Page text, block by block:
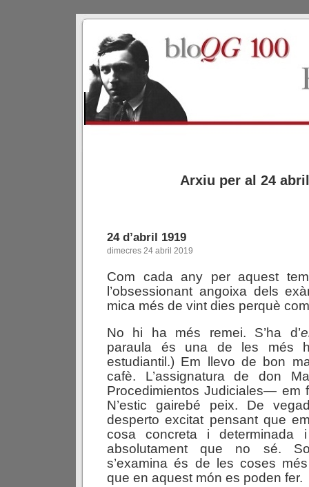
Arxiu per al 24
24 d’abril 1919
dimecres 24 abril 2019
Com cada any per aquest
l’obsessionant angoixa dels
mica més de vint dies perquè
No hi ha més remei. S’ha d’
paraula és una de les més
estudiantil.) Em llevo de bon
cafè. L’assignatura de don
Procedimientos Judiciales— em
N’estic gairebé peix. De
desperto excitat pensant que
cosa concreta i determinada
absolutament que no sé.
s’examina és de les coses
que en aquest món es poden fer.